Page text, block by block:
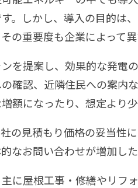
。しかし、導入の目的は
の重要度も企業によって異
を提案し、効果的な発電
確認、近隣住民への案内
額になったり、想定より
の見積もり価格の妥当性
なお問い合わせが増加し
に屋根工事・修繕やリフ